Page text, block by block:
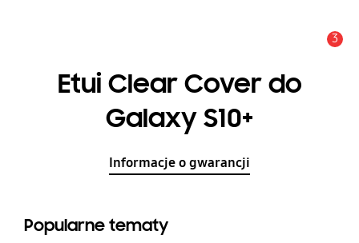
3
Etui Clear Cover do
Galaxy S10+
Informacje o gwarancji
Popularne tematy